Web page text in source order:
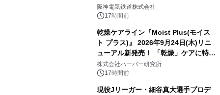
発売決定！
阪神電気鉄道株式会社
17時間前
乾燥ケアライン『Moist Plus(モイス
ト プラス)』 2026年9月24日(木)リニ
ューアル新発売！ 「乾燥」ケアに特化
し、ライン使いで潤いに満ちた肌へ
株式会社ハーバー研究所
17時間前
現役Jリーガー・細谷真大選手プロデ